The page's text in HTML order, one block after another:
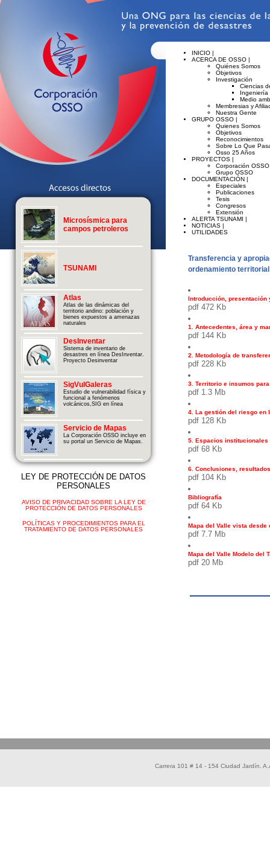
Microsísmica para
campos petroleros
TSUNAMI
Atlas
Atlas de las dinámicas del
territorio andino: población y
bienes expuestos a amenazas
naturales
DesInventar
Sistema de inventario de
desastres en línea DesInventar.
Proyecto Desinventar
SigVulGaleras
Estudio de vulnerabilidad física y
funcional a fenómenos
volcánicos,SIG en línea
Servicio de Mapas
La Corporación OSSO incluye en
su portal un Servicio de Mapas.
LEY DE PROTECCIÓN DE DATOS
PERSONALES
AVISO DE PRIVACIDAD SOBRE LA LEY DE
PROTECCIÓN DE DATOS PERSONALES
POLÍTICAS Y PROCEDIMIENTOS PARA EL
TRATAMIENTO DE DATOS PERSONALES
INICIO |
ACERCA DE OSSO |
Quiénes Somos
Objetivos
Investigación
Ciencias
Ingeniería
Medio
Membresias y
Nuestra Gente
GRUPO OSSO |
Quienes Somos
Objetivos
Reconocimientos
Sobre Lo Que
Osso 25 Años
PROYECTOS |
Corporación OSSO
Grupo OSSO
DOCUMENTACIÓN |
Especiales
Publicaciones
Tesis
Congresos
Extensión
ALERTA TSUNAMI |
NOTICIAS |
UTILIDADES
Transferencia y
ordenamiento
Introducción, presentación
pdf 472 Kb
1. Antecedentes, área y
pdf 144 Kb
2. Metodología de
pdf 228 Kb
3. Territorio e insumos
pdf 1.3 Mb
4. La gestión del riesgo en
pdf 128 Kb
5. Espacios institucionales
pdf 68 Kb
6. Conclusiones,
pdf 104 Kb
Bibliografía
pdf 64 Kb
Mapa del Valle vista desde
pdf 7.7 Mb
Mapa del Valle Modelo del
pdf 20 Mb
Carrera 101 # 14 - 154 Ciudad Jardín.